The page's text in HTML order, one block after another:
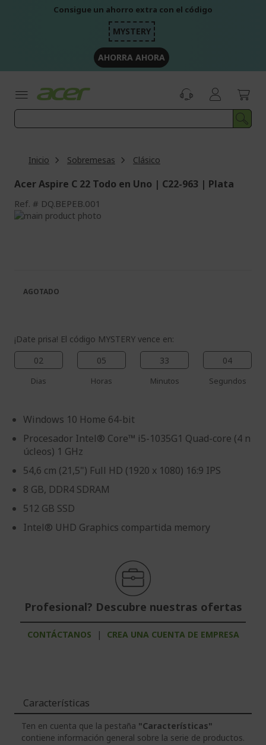
Consigue un ahorro extra con el código
MYSTERY
AHORRA AHORA
Inicio Sobremesas Clásico
Acer Aspire C 22 Todo en Uno | C22-963 | Plata
Ref. DQ.BEPEB.001
Saltar
imágenes
galería
¡Date prisa! El código MYSTERY vence en:
02
Dias
05
Horas
33
Minutos
04
Segundos
Windows 10 Home 64-bit
Procesador Intel® Core™ i5-1035G1 Quad-core (4 n
úcleos) 1 GHz
54,6 cm (21,5") Full HD (1920 x 1080) 16:9 IPS
8 GB, DDR4 SDRAM
512 GB SSD
Intel® UHD Graphics compartida memory
Profesional? Descubre nuestras ofertas
CONTÁCTANOS | CREA UNA CUENTA DE EMPRESA
AGOTADO
Características
Ten en cuenta que la pestaña "Características"
contiene información general sobre la serie de productos.